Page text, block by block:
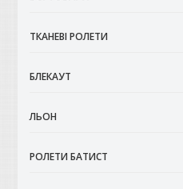
ТКАНЕВІ РОЛЕТИ
БЛЕКАУТ
ЛЬОН
РОЛЕТИ БАТИСТ